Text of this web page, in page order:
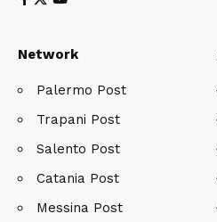
Network
Palermo Post
Trapani Post
Salento Post
Catania Post
Messina Post